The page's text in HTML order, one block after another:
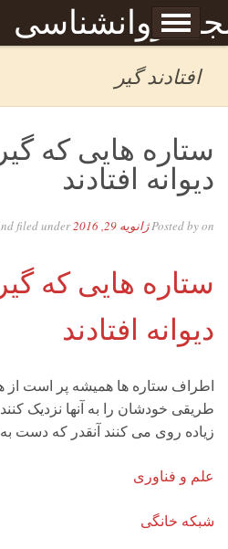
روانشناسی
Skip to content
برگه نمونه
افتادند گیر
ستاره هایی که
دیوانه افتادند
Posted byon ژانویه 29, 2016 filed under
ستاره هایی که
دیوانه افتادند
اطراف ستاره ها همیشه پر است از
طریقی خودشان را به آنها نزدیک
زیاده روی می کنند آنقدر که دست
علم و فناوری
شبکه خانگی